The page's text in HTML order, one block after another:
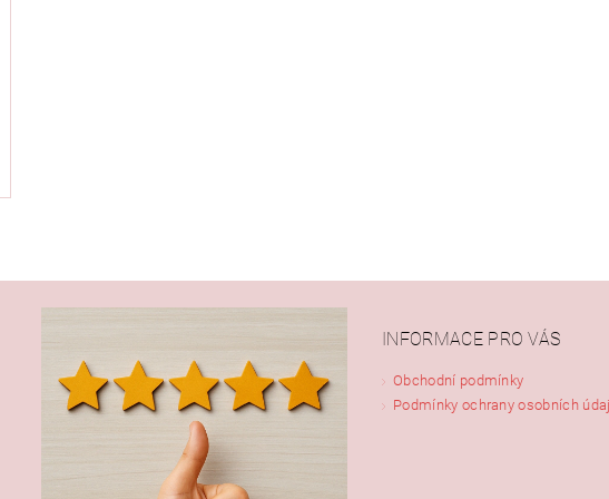
INFORMACE PRO VÁS
Obchodní podmínky
Podmínky ochrany osobních